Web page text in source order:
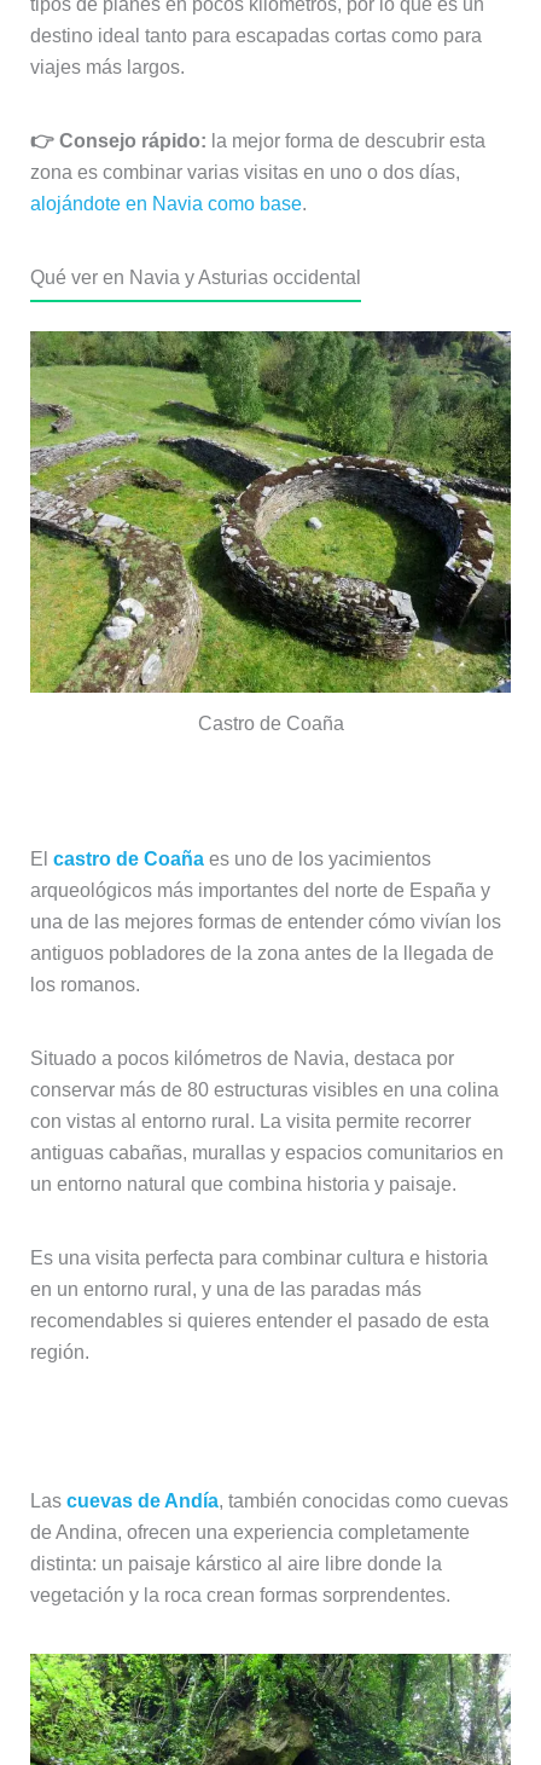
destino ideal tanto para escapadas cortas como para
viajes más largos.
👉 Consejo rápido: la mejor forma de descubrir esta
zona es combinar varias visitas en uno o dos días,
alojándote en Navia como base.
Qué ver en Navia y Asturias occidental
Castro de Coaña
El castro de Coañaes uno de los yacimientos
arqueológicos más importantes del norte de España y
una de las mejores formas de entender cómo vivían los
antiguos pobladores de la zona antes de la llegada de
los romanos.
Situado a pocos kilómetros de Navia, destaca por
conservar más de 80 estructuras visibles en una colina
con vistas al entorno rural. La visita permite recorrer
antiguas cabañas, murallas y espacios comunitarios en
un entorno natural que combina historia y paisaje.
Es una visita perfecta para combinar cultura e historia
en un entorno rural, y una de las paradas más
recomendables si quieres entender el pasado de esta
región.
Las cuevas de Andía, también conocidas como cuevas
de Andina, ofrecen una experiencia completamente
distinta: un paisaje kárstico al aire libre donde la
vegetación y la roca crean formas sorprendentes.